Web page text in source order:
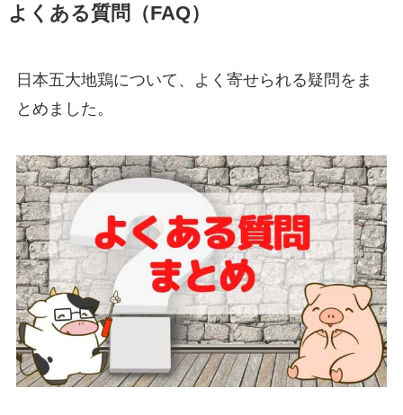
よくある質問（FAQ）
日本五大地鶏について、よく寄せられる疑問をま
とめました。